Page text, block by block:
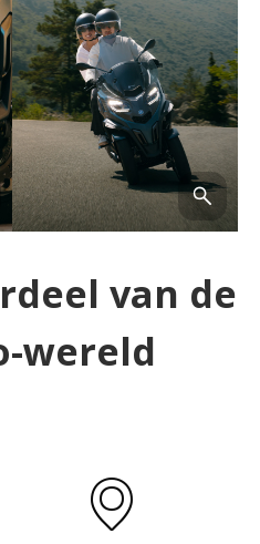
van de
wereld